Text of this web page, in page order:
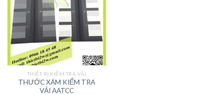
THIẾT BỊ KIỂM TRA VẢI
THƯỚC XÁM KIỂM TRA
VẢI AATCC